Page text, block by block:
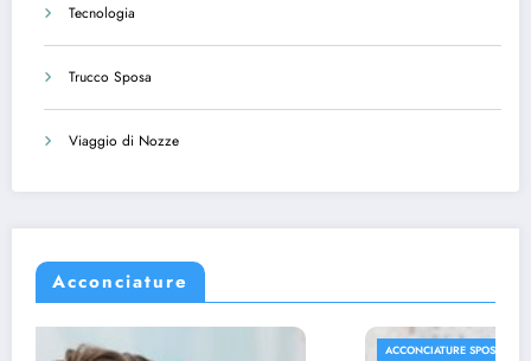
Tecnologia
Trucco Sposa
Viaggio di Nozze
Acconciature
ACCONCIATURE SPOSA